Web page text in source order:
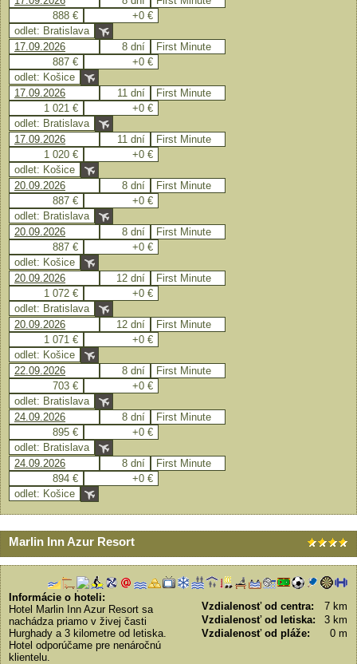
888 €
+0 €
odlet: Bratislava
17.09.2026
8 dní
First Minute
887 €
+0 €
odlet: Košice
17.09.2026
11 dní
First Minute
1 021 €
+0 €
odlet: Bratislava
17.09.2026
11 dní
First Minute
1 020 €
+0 €
odlet: Košice
20.09.2026
8 dní
First Minute
887 €
+0 €
odlet: Bratislava
20.09.2026
8 dní
First Minute
887 €
+0 €
odlet: Košice
20.09.2026
12 dní
First Minute
1 072 €
+0 €
odlet: Bratislava
20.09.2026
12 dní
First Minute
1 071 €
+0 €
odlet: Košice
22.09.2026
8 dní
First Minute
703 €
+0 €
odlet: Bratislava
24.09.2026
8 dní
First Minute
895 €
+0 €
odlet: Bratislava
24.09.2026
8 dní
First Minute
894 €
+0 €
odlet: Košice
Marlin Inn Azur Resort
Vzdialenosť od centra:
7 km
Vzdialenosť od letiska:
3 km
Vzdialenosť od pláže:
0 m
Informácie o hoteli:
Hotel Marlin Inn Azur Resort sa
nachádza priamo v živej časti
Hurghady a 3 kilometre od letiska.
Hotel odporúčame pre nenáročnú
klientelu.